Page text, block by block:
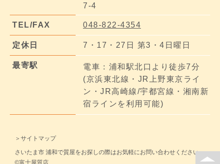
7-4
TEL/FAX 048-822-4354
定休日 7・17・27日 第3・4日曜日
最寄駅
電車：浦和駅北口より徒歩7分
(京浜東北線・JR上野東京ライ
ン・JR高崎線/宇都宮線・湘南新
宿ラインを利用可能)
＞サイトマップ
さいたま市 浦和で質屋をお探しの際はお気軽にお問い合わせください。